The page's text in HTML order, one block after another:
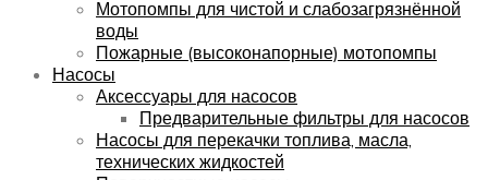
Мотопомпы для чистой и слабозагрязнённой
воды
Пожарные (высоконапорные) мотопомпы
Насосы
Аксессуары для насосов
Предварительные фильтры для насосов
Насосы для перекачки топлива, масла,
технических жидкостей